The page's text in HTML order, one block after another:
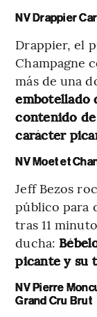
NV Drappier
Drappier, el
Champagne
más de una
embotellado
contenido
carácter
NV Moet et
Jeff Bezos
público para
tras 11
ducha:
picante y su
NV Pierre
Grand Cru Brut